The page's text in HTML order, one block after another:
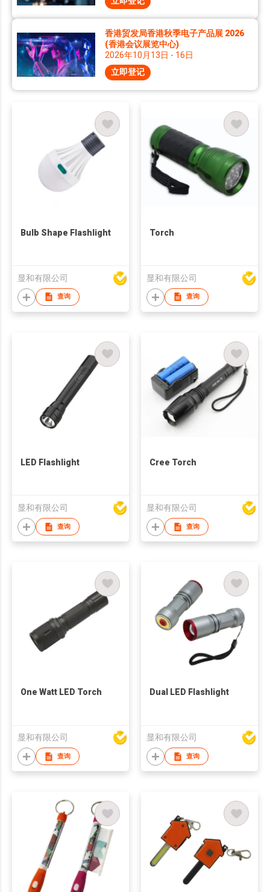
香港贸发局香港秋季电子产品展 2026
(香港会议展览中心)
2026年10月13日 - 16日
立即登记
Bulb Shape Flashlight
显和有限公司
查询
Torch
显和有限公司
查询
LED Flashlight
显和有限公司
查询
Cree Torch
显和有限公司
查询
One Watt LED Torch
显和有限公司
查询
Dual LED Flashlight
显和有限公司
查询